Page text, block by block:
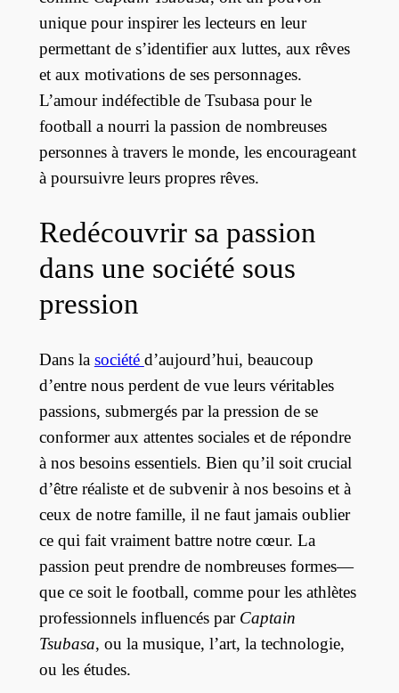
unique pour inspirer les lecteurs en leur
permettant de s’identifier aux luttes, aux rêves
et aux motivations de ses personnages.
L’amour indéfectible de Tsubasa pour le
football a nourri la passion de nombreuses
personnes à travers le monde, les encourageant
à poursuivre leurs propres rêves.
Redécouvrir sa passion
dans une société sous
pression
Dans la société d’aujourd’hui, beaucoup
d’entre nous perdent de vue leurs véritables
passions, submergés par la pression de se
conformer aux attentes sociales et de répondre
à nos besoins essentiels. Bien qu’il soit crucial
d’être réaliste et de subvenir à nos besoins et à
ceux de notre famille, il ne faut jamais oublier
ce qui fait vraiment battre notre cœur. La
passion peut prendre de nombreuses formes—
que ce soit le football, comme pour les athlètes
professionnels influencés par Captain
Tsubasa, ou la musique, l’art, la technologie,
ou les études.